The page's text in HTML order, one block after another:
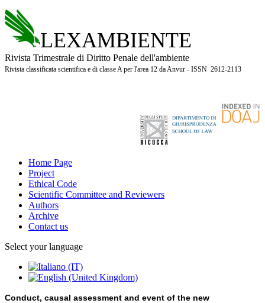
LEXAMBIENTE
Rivista Trimestrale di Diritto Penale dell'ambiente
Rivista classificata scientifica e di classe A per l'area 12 da Anvur - ISSN 2612-2113
Home Page
Project
Ethical Code
Scientific Committee and Reviewers
Authors
Archive
Contact us
Select your language
Conduct, causal assessment and event of the new